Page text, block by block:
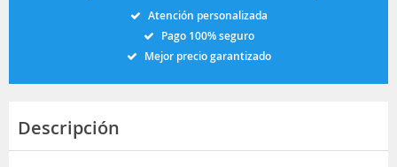
Atención personalizada
Pago 100% seguro
Mejor precio garantizado
Descripción